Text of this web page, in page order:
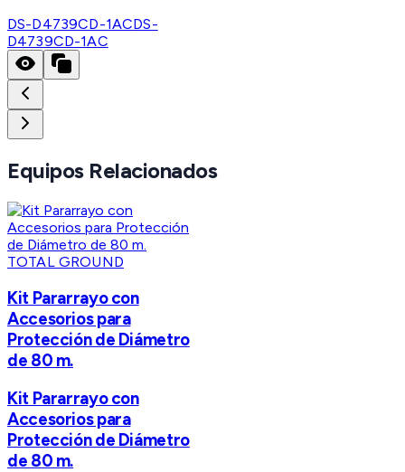
DS-D4739CD-1ACDS-
D4739CD-1AC
Equipos Relacionados
TOTAL GROUND
Kit Pararrayo con
Accesorios para
Protección de Diámetro
de 80 m.
Kit Pararrayo con
Accesorios para
Protección de Diámetro
de 80 m.